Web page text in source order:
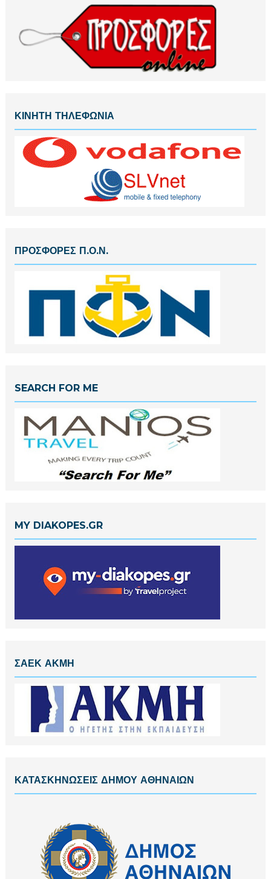
ΚΙΝΗΤΗ ΤΗΛΕΦΩΝΙΑ
ΠΡΟΣΦΟΡΕΣ Π.Ο.Ν.
SEARCH FOR ME
MY DIAKOPES.GR
ΣΑΕΚ ΑΚΜΗ
ΚΑΤΑΣΚΗΝΩΣΕΙΣ ΔΗΜΟΥ ΑΘΗΝΑΙΩΝ